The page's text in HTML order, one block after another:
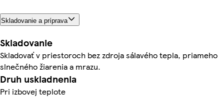
Skladovanie a príprava
Skladovanie
Skladovať v priestoroch bez zdroja sálavého tepla, priameho
slnečného žiarenia a mrazu.
Druh uskladnenia
Pri izbovej teplote